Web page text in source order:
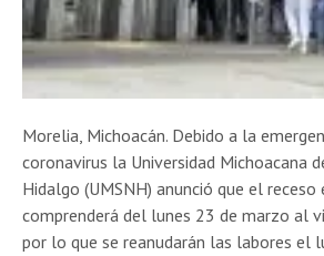
Morelia, Michoacán. Debido a la
coronavirus la Universidad Michoacana
Hidalgo (UMSNH) anunció que el receso
comprenderá del lunes 23 de marzo al
por lo que se reanudarán las labores el